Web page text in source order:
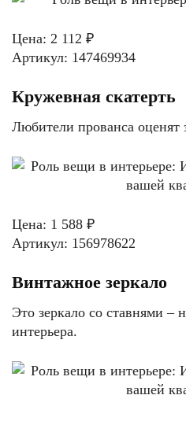
Цена: 2 112 ₽
Артикул: 147469934
Кружевная скатерть
Любители прованса оценят
Цена: 1 588 ₽
Артикул: 156978622
Винтажное зеркало
Это зеркало со ставнями –
интерьера.